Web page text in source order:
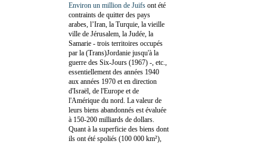
Environ un million de Juifs ont été
contraints de quitter des pays
arabes, l’Iran, la Turquie, la vieille
ville de Jérusalem, la Judée, la
Samarie - trois territoires occupés
par la (Trans)Jordanie jusqu'à la
guerre des Six-Jours (1967) -, etc.,
essentiellement des années 1940
aux années 1970 et en direction
d'Israël, de l'Europe et de
l'Amérique du nord. La valeur de
leurs biens abandonnés est évaluée
à 150-200 milliards de dollars.
Quant à la superficie des biens dont
ils ont été spoliés (100 000 km²),